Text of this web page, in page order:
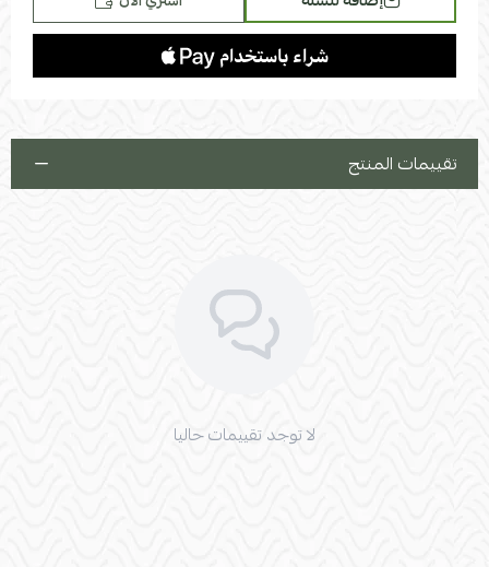
يوفر خيارات تخصيص متعددة لتلبية احتياجاتك.
مصنوع من مواد عالية الجودة تتحمل الظروف الخارجية.
يضيف لمسة جمالية راقية إلى حديقتك أو شرفتك.
خارجية، طاولة حديقة، قماش مقاوم للماء، أثاث فاخر للحدائق، جلسة
خشب طبيعي، أثاث حدائق قابل للتخصيص، ديكور خارجي.
ملاحظات إضافية:
تقييمات المنتج
لا توجد تقييمات حاليا